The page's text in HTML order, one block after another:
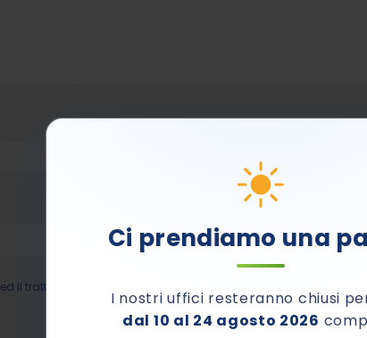
Ci prendiamo una
I nostri uffici resteranno chiusi
dal 10 al 24 agosto 2026
ed il trattamento dati.